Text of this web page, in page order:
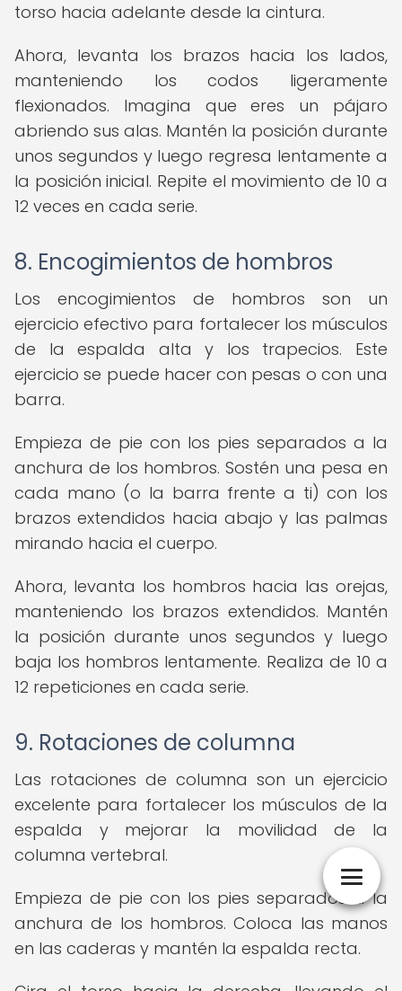
torso hacia adelante desde la cintura.
Ahora, levanta los brazos hacia los lados,
manteniendo los codos ligeramente
flexionados. Imagina que eres un pájaro
abriendo sus alas. Mantén la posición durante
unos segundos y luego regresa lentamente a
la posición inicial. Repite el movimiento de 10 a
12 veces en cada serie.
8. Encogimientos de hombros
Los encogimientos de hombros son un
ejercicio efectivo para fortalecer los músculos
de la espalda alta y los trapecios. Este
ejercicio se puede hacer con pesas o con una
barra.
Empieza de pie con los pies separados a la
anchura de los hombros. Sostén una pesa en
cada mano (o la barra frente a ti) con los
brazos extendidos hacia abajo y las palmas
mirando hacia el cuerpo.
Ahora, levanta los hombros hacia las orejas,
manteniendo los brazos extendidos. Mantén
la posición durante unos segundos y luego
baja los hombros lentamente. Realiza de 10 a
12 repeticiones en cada serie.
9. Rotaciones de columna
Las rotaciones de columna son un ejercicio
excelente para fortalecer los músculos de la
espalda y mejorar la movilidad de la
columna vertebral.
Empieza de pie con los pies separados a la
anchura de los hombros. Coloca las manos
en las caderas y mantén la espalda recta.